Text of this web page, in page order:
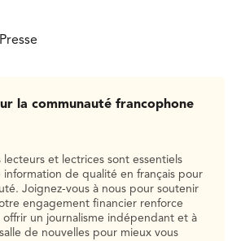
la communauté francophone
lecteurs et lectrices sont essentiels
information de qualité en français pour
Joignez-vous à nous pour soutenir
engagement financier renforce
offrir un journalisme indépendant et à
de nouvelles pour mieux vous